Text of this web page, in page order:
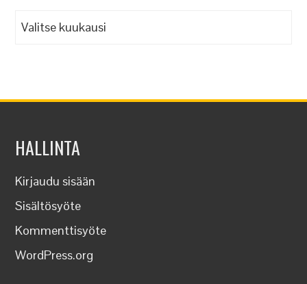
Arkistot
HALLINTA
Kirjaudu sisään
Sisältösyöte
Kommenttisyöte
WordPress.org